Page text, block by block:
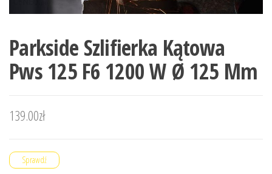
Parkside Szlifierka Kątowa
Pws 125 F6 1200 W Ø 125 Mm
139.00zł
Sprawdź